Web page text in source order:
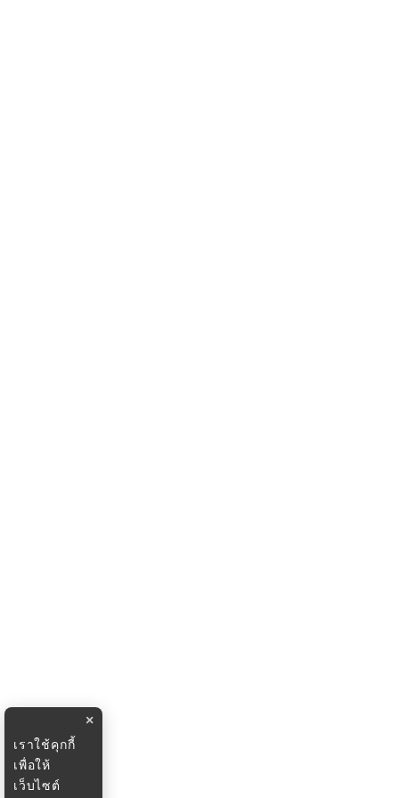
×
เราใช้คุกกี้
เพื่อให้
เว็บไซต์